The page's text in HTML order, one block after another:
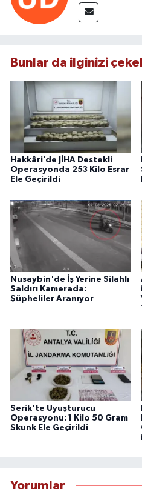
Bunlar da ilginizi
Hakkâri’de JİHA Destekli
Operasyonda 253 Kilo Esrar
Ele Geçirildi
Nusaybin'de İş Yerine Silahlı
Saldırı Kamerada:
Şüpheliler Aranıyor
Serik'te Uyuşturucu
Operasyonu: 1 Kilo 50 Gram
Skunk Ele Geçirildi
Yorumlar